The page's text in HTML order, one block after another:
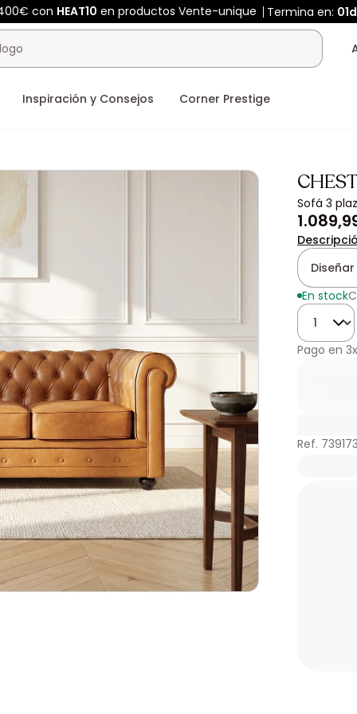
con HEAT10 en productos Vente-unique Termina en: 01d
Inspiración y Consejos Corner Prestige
Sofá 3
En stock
Cantidad
Pago en 3x
Ref.